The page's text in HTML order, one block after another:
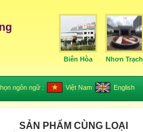
Biên Hòa Nhơn Trạch
ngôn ngữ : Việt Nam English
SẢN PHẨM CÙNG LOẠI